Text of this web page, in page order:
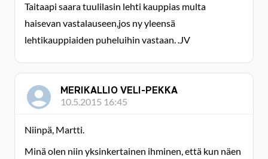
Taitaapi saara tuulilasin lehti kauppias multa
haisevan vastalauseen,jos ny yleensä
lehtikauppiaiden puheluihin vastaan. .JV
MERIKALLIO VELI-PEKKA
10.5.2015 16:45
Niinpä, Martti.
Minä olen niin yksinkertainen ihminen, että kun näen